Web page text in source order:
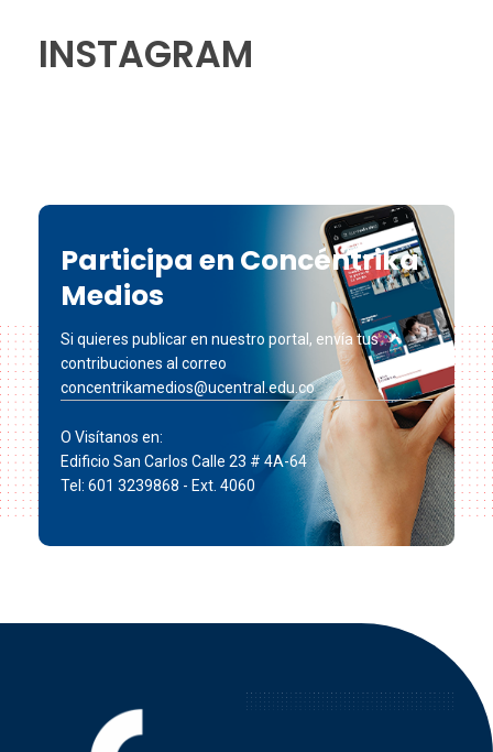
INSTAGRAM
Participa en Concéntrika
Medios
Si quieres publicar en nuestro portal, envía tus
contribuciones al correo
concentrikamedios@ucentral.edu.co
O Visítanos en:
Edificio San Carlos Calle 23 # 4A-64
Tel: 601 3239868 - Ext. 4060